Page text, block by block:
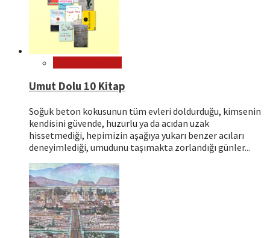
Umut Dolu 10 Kitap
Soğuk beton kokusunun tüm evleri doldurduğu, kimsenin
kendisini güvende, huzurlu ya da acıdan uzak
hissetmediği, hepimizin aşağıya yukarı benzer acıları
deneyimlediği, umudunu taşımakta zorlandığı günler...